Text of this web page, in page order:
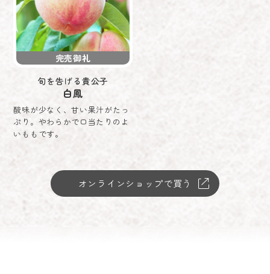
完売御礼
旬を告げる貴公子
白鳳
酸味が少なく、甘い果汁がたっ
ぷり。やわらかで口当たりのよ
いももです。
オンラインショップで買う